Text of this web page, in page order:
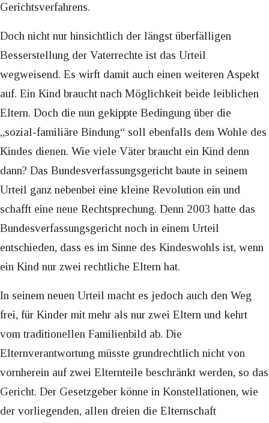
Gerichtsverfahrens.
Doch nicht nur hinsichtlich der längst überfälligen
Besserstellung der Vaterrechte ist das Urteil
wegweisend. Es wirft damit auch einen weiteren Aspekt
auf. Ein Kind braucht nach Möglichkeit beide leiblichen
Eltern. Doch die nun gekippte Bedingung über die
„sozial-familiäre Bindung“ soll ebenfalls dem Wohle des
Kindes dienen. Wie viele Väter braucht ein Kind denn
dann? Das Bundesverfassungsgericht baute in seinem
Urteil ganz nebenbei eine kleine Revolution ein und
schafft eine neue Rechtsprechung. Denn 2003 hatte das
Bundesverfassungsgericht noch in einem Urteil
entschieden, dass es im Sinne des Kindeswohls ist, wenn
ein Kind nur zwei rechtliche Eltern hat.
In seinem neuen Urteil macht es jedoch auch den Weg
frei, für Kinder mit mehr als nur zwei Eltern und kehrt
vom traditionellen Familienbild ab. Die
Elternverantwortung müsste grundrechtlich nicht von
vornherein auf zwei Elternteile beschränkt werden, so das
Gericht. Der Gesetzgeber könne in Konstellationen, wie
der vorliegenden, allen dreien die Elternschaft